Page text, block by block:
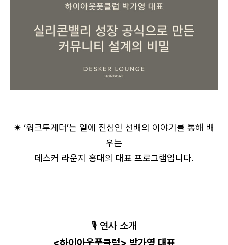
✴︎ ‘워크투게더’는 일에 진심인 선배의 이야기를 통해 배
우는
데스커 라운지 홍대의 대표 프로그램입니다.
🎙️ 연사 소개